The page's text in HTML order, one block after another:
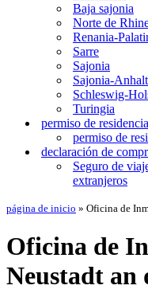
Baja sajonia
Norte de
Renania-
Sarre
Sajonia
Sajonia-Anhalt
Schleswig-
Turingia
permiso de residencia
permiso de
declaración de
Seguro de
extranjeros
página de inicio » Oficina de
Oficina de
Neustadt an